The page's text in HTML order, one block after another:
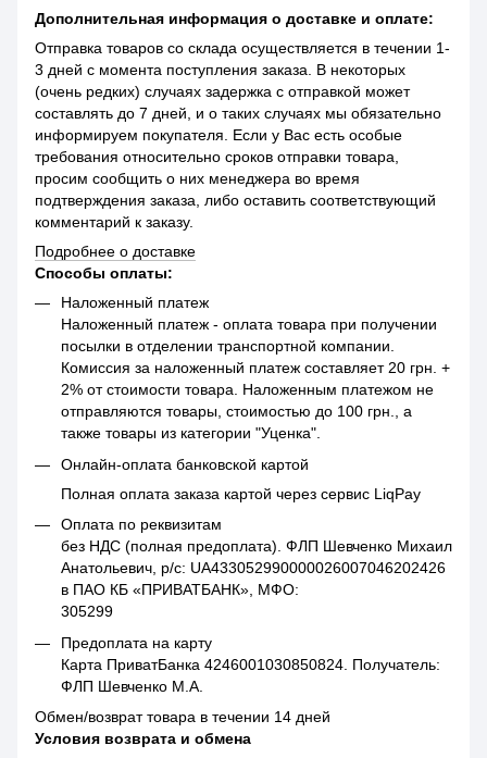
Дополнительная информация о доставке и оплате:
Отправка товаров со склада осуществляется в течении 1-
3 дней с момента поступления заказа. В некоторых
(очень редких) случаях задержка с отправкой может
составлять до 7 дней, и о таких случаях мы обязательно
информируем покупателя. Если у Вас есть особые
требования относительно сроков отправки товара,
просим сообщить о них менеджера во время
подтверждения заказа, либо оставить соответствующий
комментарий к заказу.
Подробнее о доставке
Способы оплаты:
Наложенный платеж
Наложенный платеж - оплата товара при получении
посылки в отделении транспортной компании.
Комиссия за наложенный платеж составляет 20 грн. +
2% от стоимости товара. Наложенным платежом не
отправляются товары, стоимостью до 100 грн., а
также товары из категории "Уценка".
Онлайн-оплата банковской картой
Полная оплата заказа картой через сервис LiqPay
Оплата по реквизитам
без НДС (полная предоплата). ФЛП Шевченко Михаил
Анатольевич, р/с: UA433052990000026007046202426
в ПАО КБ «ПРИВАТБАНК», МФО:
305299
Предоплата на карту
Карта ПриватБанка 4246001030850824. Получатель:
ФЛП Шевченко М.А.
Обмен/возврат товара в течении 14 дней
Условия возврата и обмена